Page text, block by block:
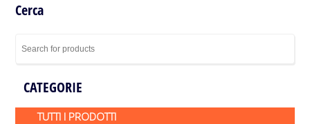
Cerca
CATEGORIE
TUTTI I PRODOTTI